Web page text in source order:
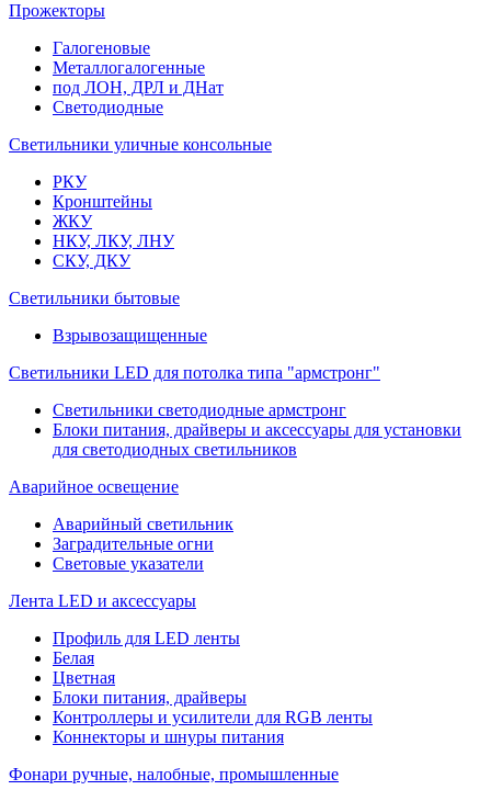
Прожекторы
Галогеновые
Металлогалогенные
под ЛОН, ДРЛ и ДНат
Светодиодные
Светильники уличные консольные
РКУ
Кронштейны
ЖКУ
НКУ, ЛКУ, ЛНУ
СКУ, ДКУ
Светильники бытовые
Взрывозащищенные
Светильники LED для потолка типа "армстронг"
Светильники светодиодные армстронг
Блоки питания, драйверы и аксессуары для установки
для светодиодных светильников
Аварийное освещение
Аварийный светильник
Заградительные огни
Световые указатели
Лента LED и аксессуары
Профиль для LED ленты
Белая
Цветная
Блоки питания, драйверы
Контроллеры и усилители для RGB ленты
Коннекторы и шнуры питания
Фонари ручные, налобные, промышленные